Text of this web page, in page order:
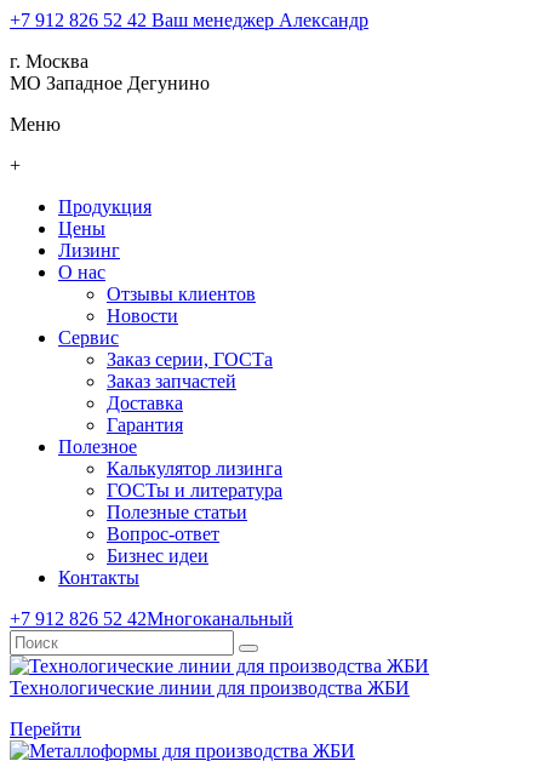
+7 912 826 52 42 Ваш менеджер Александр
г. Москва
МО Западное Дегунино
Меню
+
Продукция
Цены
Лизинг
О нас
Отзывы клиентов
Новости
Сервис
Заказ серии, ГОСТа
Заказ запчастей
Доставка
Гарантия
Полезное
Калькулятор лизинга
ГОСТы и литература
Полезные статьи
Вопрос-ответ
Бизнес идеи
Контакты
+7 912 826 52 42Многоканальный
Технологические линии для производства ЖБИ
Перейти